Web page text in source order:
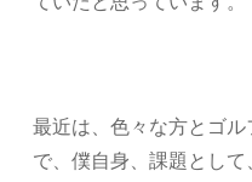
最近は、色々な方とゴ
で、僕自身、課題とし